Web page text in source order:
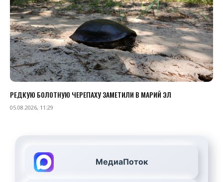
РЕДКУЮ БОЛОТНУЮ ЧЕРЕПАХУ ЗАМЕТИЛИ В МАРИЙ ЭЛ
05.08.2026, 11:29
МедиаПоток